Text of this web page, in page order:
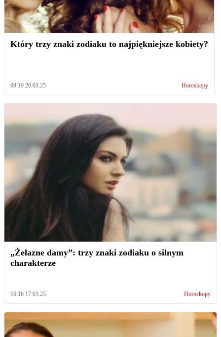
Który trzy znaki zodiaku to najpiękniejsze kobiety?
09:19 20.03.25 Horoskopy
„Żelazne damy”: trzy znaki zodiaku o silnym
charakterze
16:16 17.03.25 Horoskopy